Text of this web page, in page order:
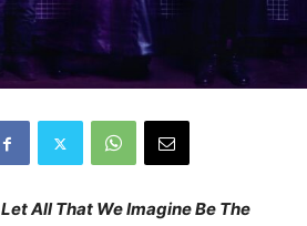
Let All That We Imagine Be The